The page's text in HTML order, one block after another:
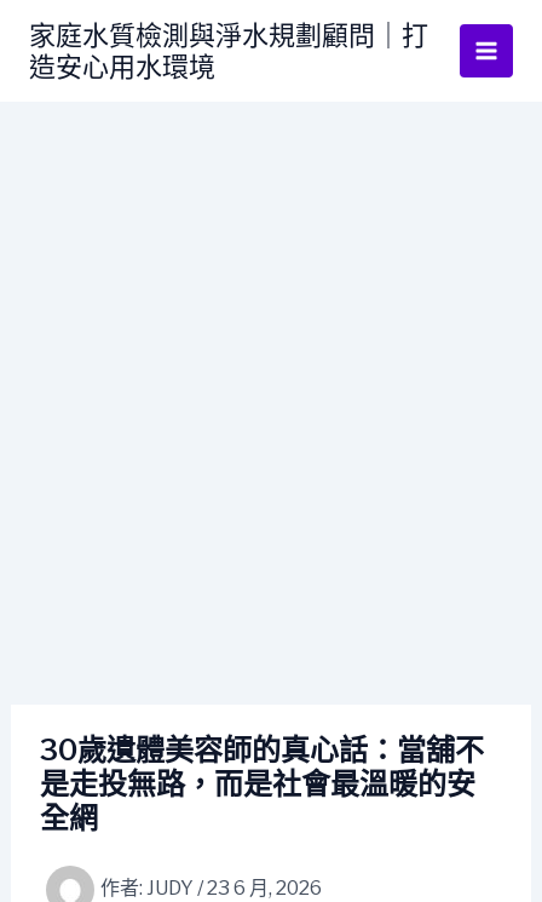
家庭水質檢測與淨水規劃顧問｜打
造安心用水環境
30歲遺體美容師的真心話：當舖不
是走投無路，而是社會最溫暖的安
全網
作者: JUDY /23 6 月, 2026